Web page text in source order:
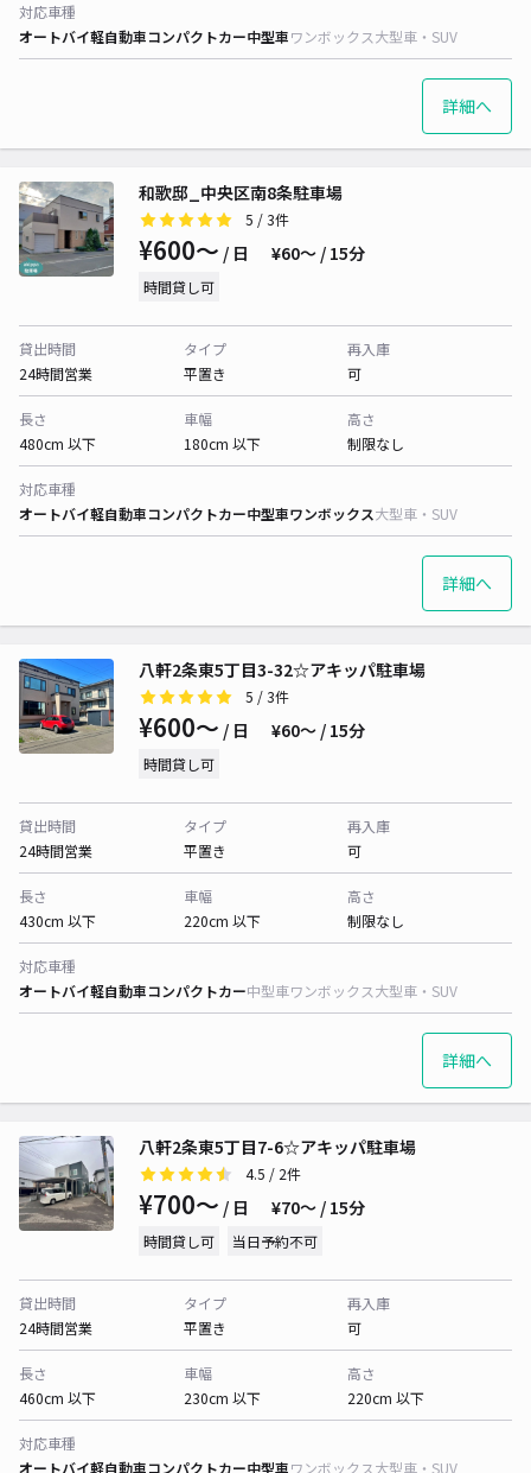
対応車種
オートバイ軽自動車コンパクトカー中型車ワンボックス大型車・SUV
詳細へ
和歌邸_中央区南8条駐車場
5 / 3件
¥600〜 / 日 ¥60〜 / 15分
時間貸し可
貸出時間
24時間営業
タイプ
平置き
再入庫
可
長さ
480cm 以下
車幅
180cm 以下
高さ
制限なし
対応車種
オートバイ軽自動車コンパクトカー中型車ワンボックス大型車・SUV
詳細へ
八軒2条東5丁目3-32☆アキッパ駐車場
5 / 3件
¥600〜 / 日 ¥60〜 / 15分
時間貸し可
貸出時間
24時間営業
タイプ
平置き
再入庫
可
長さ
430cm 以下
車幅
220cm 以下
高さ
制限なし
対応車種
オートバイ軽自動車コンパクトカー中型車ワンボックス大型車・SUV
詳細へ
八軒2条東5丁目7-6☆アキッパ駐車場
4.5 / 2件
¥700〜 / 日 ¥70〜 / 15分
時間貸し可 当日予約不可
貸出時間
24時間営業
タイプ
平置き
再入庫
可
長さ
460cm 以下
車幅
230cm 以下
高さ
220cm 以下
対応車種
オートバイ軽自動車コンパクトカー中型車ワンボックス大型車・SUV